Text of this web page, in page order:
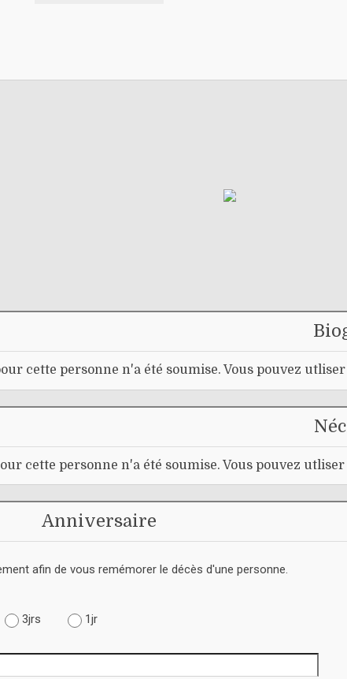
cette personne n'a été soumise. Vous pouvez
cette personne n'a été soumise. Vous pouvez
Anniversaire
afin de vous remémorer le décès d'une personne.
3jrs 1jr